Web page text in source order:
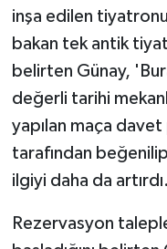
inşa edilen
bakan tek antik
belirten Günay,
değerli tarihi
yapılan maça davet
tarafından
ilgiyi daha da
Rezervasyon